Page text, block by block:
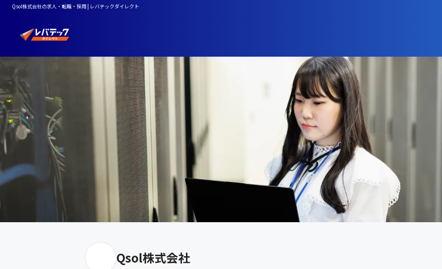
Qsol株式会社の求人・転職・採用 | レバテックダイレクト
Qsol株式会社